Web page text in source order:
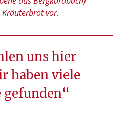
vor.
uns hier
haben viele
gefunden“